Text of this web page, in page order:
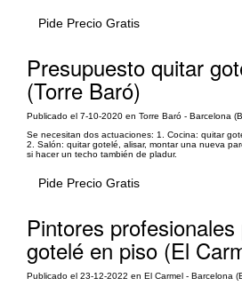
Pide Precio Gratis
Presupuesto quitar
(Torre Baró)
Publicado el 7-10-2020 en Torre Baró - Barcelona
Se necesitan dos actuaciones: 1. Cocina: quitar
2. Salón: quitar gotelé, alisar, montar una nueva
si hacer un techo también de pladur.
Pide Precio Gratis
Pintores
gotelé en piso (El
Publicado el 23-12-2022 en El Carmel - Barcelona